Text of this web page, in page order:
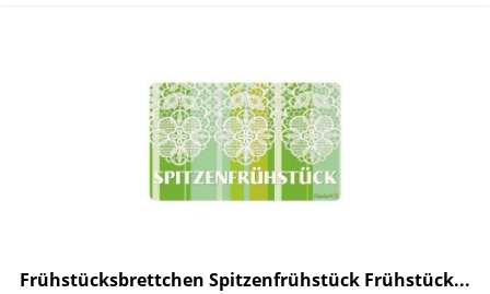
Frühstücksbrettchen Spitzenfrühstück Frühstück...